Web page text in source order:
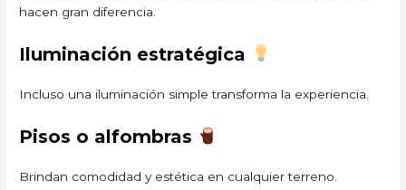
hacen gran diferencia.
Iluminación estratégica
Incluso una iluminación simple transforma la experiencia.
Pisos o alfombras
Brindan comodidad y estética en cualquier terreno.